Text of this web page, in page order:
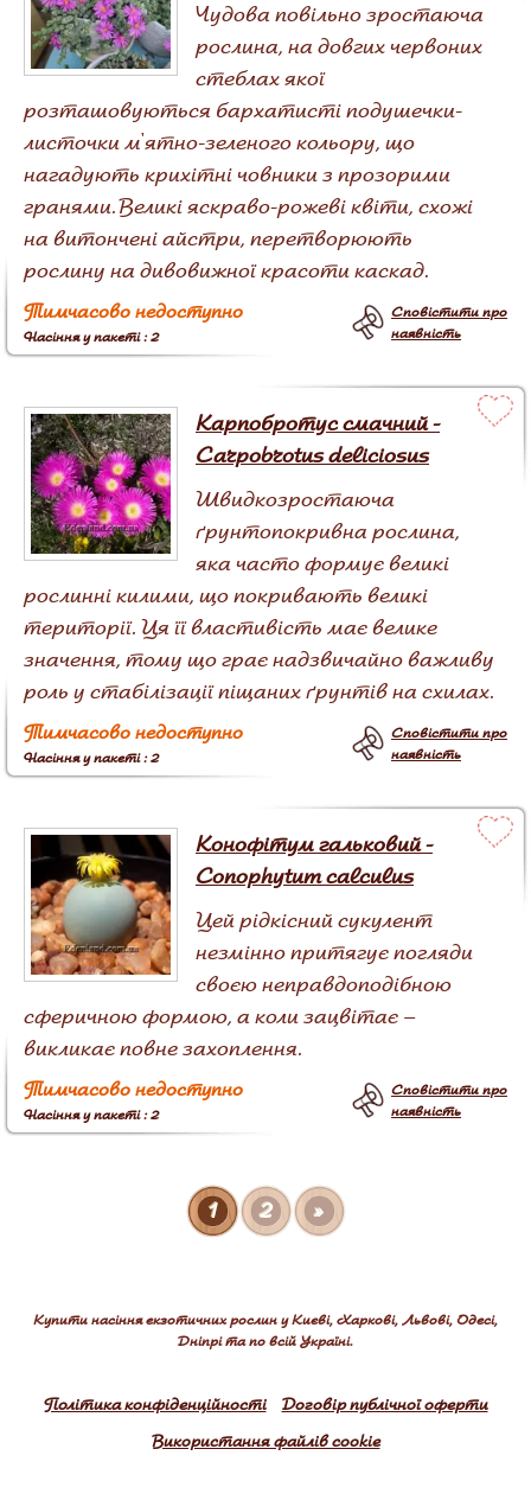
Чудова повільно зростаюча
рослина, на довгих червоних
стеблах якої
розташовуються бархатисті подушечки-
листочки м'ятно-зеленого кольору, що
нагадують крихітні човники з прозорими
гранями. Великі яскраво-рожеві квіти, схожі
на витончені айстри, перетворюють
рослину на дивовижної красоти каскад.
Тимчасово недоступно
Насіння у пакеті : 2
Сповістити про
наявність
Карпобротус смачний -
Carpobrotus deliciosus
Швидкозростаюча
ґрунтопокривна рослина,
яка часто формує великі
рослинні килими, що покривають великі
території. Ця її властивість має велике
значення, тому що грає надзвичайно важливу
роль у стабілізації піщаних ґрунтів на схилах.
Тимчасово недоступно
Насіння у пакеті : 2
Сповістити про
наявність
Конофітум гальковий -
Conophytum calculus
Цей рідкісний сукулент
незмінно притягує погляди
своєю неправдоподібною
сферичною формою, а коли зацвітає –
викликає повне захоплення.
Тимчасово недоступно
Насіння у пакеті : 2
Сповістити про
наявність
1 2 »
Купити насіння екзотичних рослин у Києві, Харкові, Львові, Одесі,
Дніпрі та по всій Україні.
Політика конфіденційності
Договір публічної оферти
Використання файлів cookie